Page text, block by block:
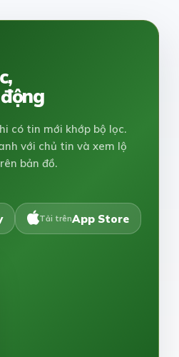
có tin mới khớp bộ lọc.
với chủ tin và xem lộ
bản đồ.
Tải trênApp Store